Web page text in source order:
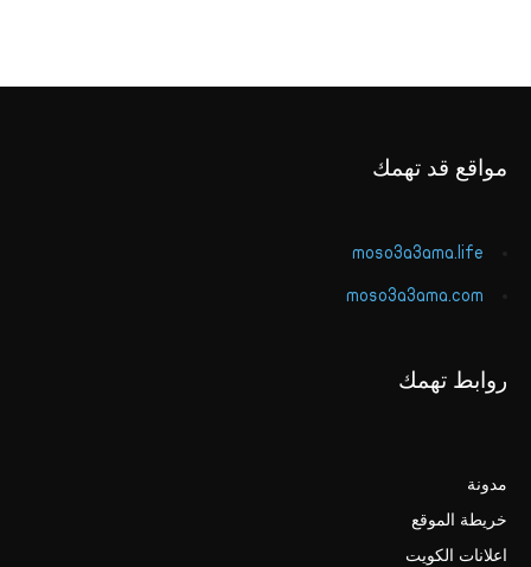
مواقع قد تهمك
moso3a3ama.life
moso3a3ama.com
روابط تهمك
مدونة
خريطة الموقع
اعلانات الكويت